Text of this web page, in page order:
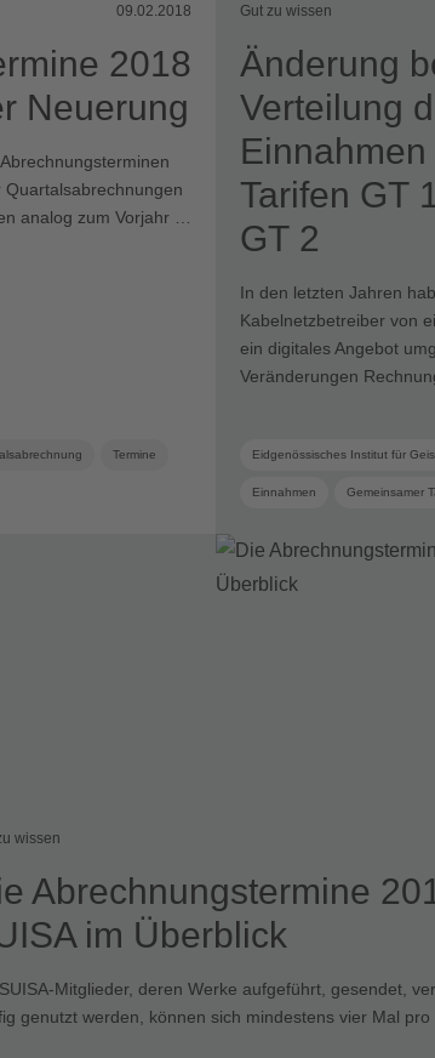
09.02.2018
2018
Neuerung
analog zum Vorjahr …
Termine
Gut zu wissen
Änderung
Verteilung
Tarifen GT
GT 2
In den letzten Jahren
Kabelnetzbetreiber von
ein digitales Angebot
Veränderungen
Eidgenössisches Institut für
Einnahmen Gemeinsamer
wissen
Abrechnungstermine
im Überblick
Mitglieder, deren Werke aufgeführt, gesendet,
genutzt werden, können sich mindestens vier Mal